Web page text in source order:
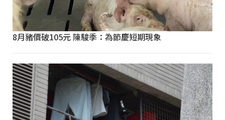
8月豬價破105元 陳駿季：為節慶短期現象